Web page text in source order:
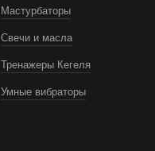
Мастурбаторы
Свечи и масла
Тренажеры Кегеля
Умные вибраторы